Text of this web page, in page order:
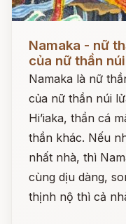
Namaka - nữ
của nữ thần
Namaka là nữ
của nữ thần núi
Hi’iaka, thần cá
thần khác. Nếu
nhất nhà, thì
cùng dịu dàng,
thịnh nộ thì cả